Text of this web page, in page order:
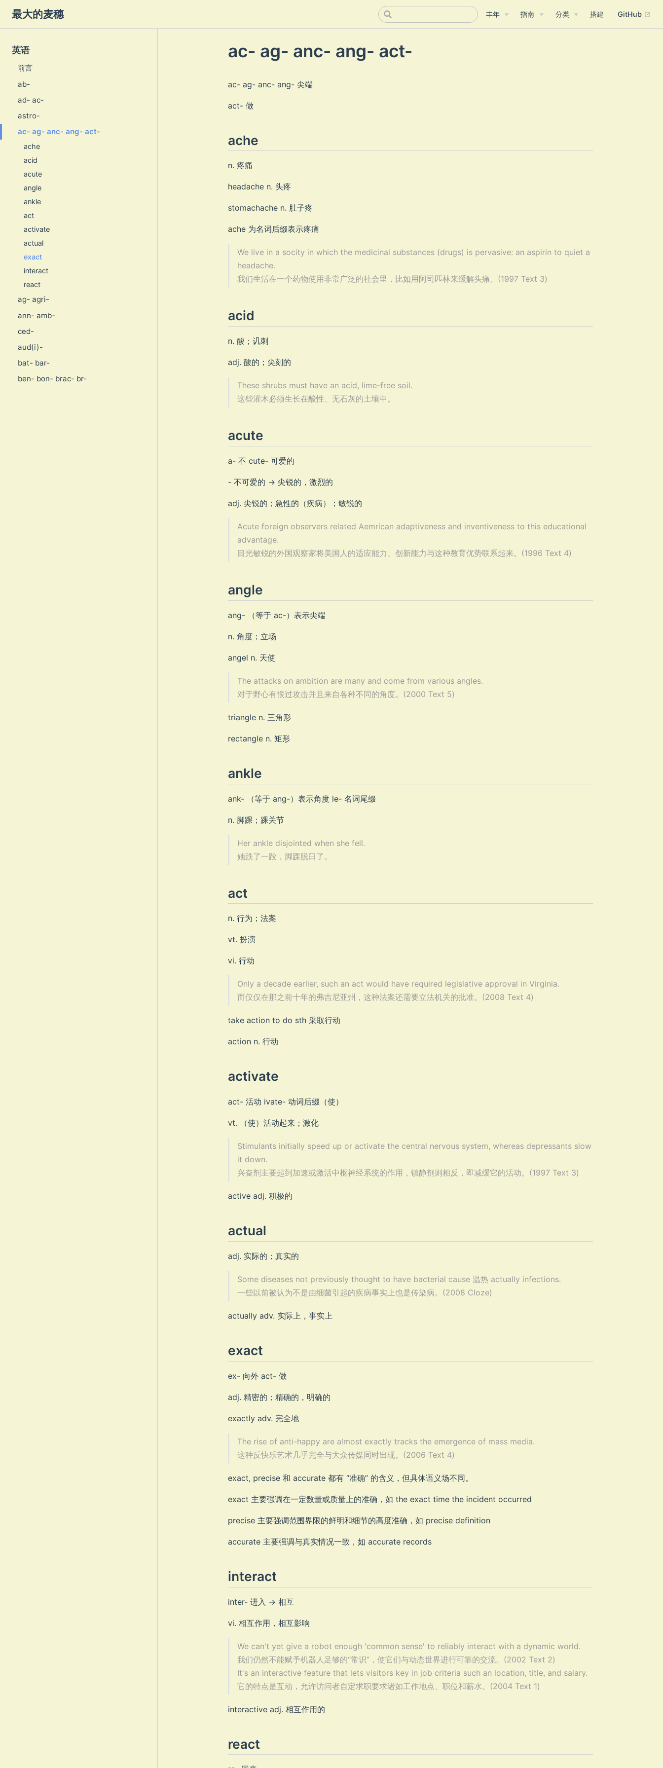
最大的麦穗 丰年 指南 分类 搭建 GitHub
英语
前言
ab-
ad- ac-
astro-
ac- ag- anc- ang- act-
ache
acid
acute
angle
ankle
act
activate
actual
exact
interact
react
ag- agri-
ann- amb-
ced-
aud(i)-
bat- bar-
ben- bon- brac- br-
ac- ag- anc- ang- act-
ac- ag- anc- ang- 尖端
act- 做
ache
n. 疼痛
headache n. 头疼
stomachache n. 肚子疼
ache 为名词后缀表示疼痛
We live in a socity in which the medicinal substances (drugs) is pervasive: an aspirin to quiet a
headache.
我们生活在一个药物使用非常广泛的社会里，比如用阿司匹林来缓解头痛。(1997 Text 3)
acid
n. 酸；讥刺
adj. 酸的；尖刻的
These shrubs must have an acid, lime-free soil.
这些灌木必须生长在酸性、无石灰的土壤中。
acute
a- 不 cute- 可爱的
- 不可爱的 -> 尖锐的，激烈的
adj. 尖锐的；急性的（疾病）；敏锐的
Acute foreign observers related Aemrican adaptiveness and inventiveness to this educational
advantage.
目光敏锐的外国观察家将美国人的适应能力、创新能力与这种教育优势联系起来。(1996 Text 4)
angle
ang- （等于 ac-）表示尖端
n. 角度；立场
angel n. 天使
The attacks on ambition are many and come from various angles.
对于野心有恨过攻击并且来自各种不同的角度。(2000 Text 5)
triangle n. 三角形
rectangle n. 矩形
ankle
ank- （等于 ang-）表示角度 le- 名词尾缀
n. 脚踝；踝关节
Her ankle disjointed when she fell.
她跌了一跤，脚踝脱臼了。
act
n. 行为；法案
vt. 扮演
vi. 行动
Only a decade earlier, such an act would have required legislative approval in Virginia.
而仅仅在那之前十年的弗吉尼亚州，这种法案还需要立法机关的批准。(2008 Text 4)
take action to do sth 采取行动
action n. 行动
activate
act- 活动 ivate- 动词后缀（使）
vt. （使）活动起来；激化
Stimulants initially speed up or activate the central nervous system, whereas depressants slow
it down.
兴奋剂主要起到加速或激活中枢神经系统的作用，镇静剂则相反，即减缓它的活动。(1997 Text 3)
active adj. 积极的
actual
adj. 实际的；真实的
Some diseases not previously thought to have bacterial cause 温热 actually infections.
一些以前被认为不是由细菌引起的疾病事实上也是传染病。(2008 Cloze)
actually adv. 实际上，事实上
exact
ex- 向外 act- 做
adj. 精密的；精确的，明确的
exactly adv. 完全地
The rise of anti-happy are almost exactly tracks the emergence of mass media.
这种反快乐艺术几乎完全与大众传媒同时出现。(2006 Text 4)
exact, precise 和 accurate 都有 “准确” 的含义，但具体语义场不同。
exact 主要强调在一定数量或质量上的准确，如 the exact time the incident occurred
precise 主要强调范围界限的鲜明和细节的高度准确，如 precise definition
accurate 主要强调与真实情况一致，如 accurate records
interact
inter- 进入 -> 相互
vi. 相互作用，相互影响
We can't yet give a robot enough 'common sense' to reliably interact with a dynamic world.
我们仍然不能赋予机器人足够的“常识”，使它们与动态世界进行可靠的交流。(2002 Text 2)
It's an interactive feature that lets visitors key in job criteria such an location, title, and salary.
它的特点是互动，允许访问者自定求职要求诸如工作地点、职位和薪水。(2004 Text 1)
interactive adj. 相互作用的
react